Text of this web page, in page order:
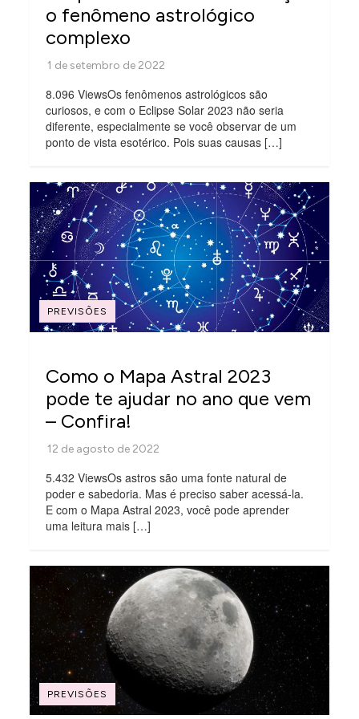
o fenômeno astrológico
complexo
8.096 ViewsOs fenômenos astrológicos são
curiosos, e com o Eclipse Solar 2023 não seria
diferente, especialmente se você observar de um
ponto de vista esotérico. Pois suas causas […]
PREVISÕES
Como o Mapa Astral 2023
pode te ajudar no ano que vem
– Confira!
5.432 ViewsOs astros são uma fonte natural de
poder e sabedoria. Mas é preciso saber acessá-la.
E com o Mapa Astral 2023, você pode aprender
uma leitura mais […]
PREVISÕES